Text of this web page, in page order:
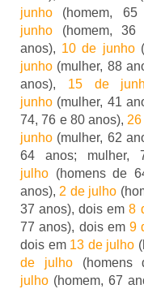
junho (homem,
junho (homem, 36
anos), 10 de junho
junho (mulher, 88
anos), 15 de
junho (mulher, 41
74, 76 e 80 anos),
junho (mulher, 62
64 anos; mulher,
julho (homens de
anos), 2 de julho
37 anos), dois em8
77 anos), dois em9
dois em 13 de julho
de julho(homens
julho (homem, 67